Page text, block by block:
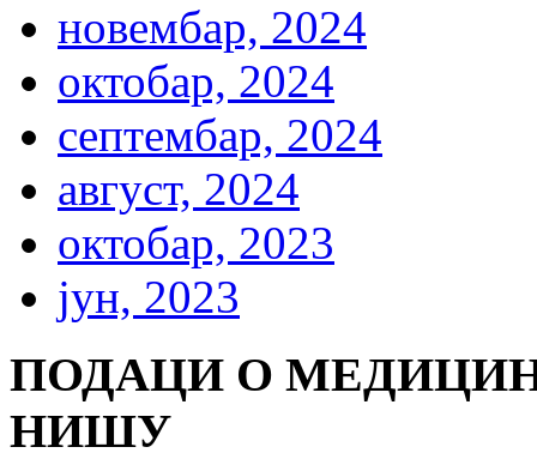
новембар, 2024
октобар, 2024
септембар, 2024
август, 2024
октобар, 2023
јун, 2023
ПОДАЦИ О
НИШУ